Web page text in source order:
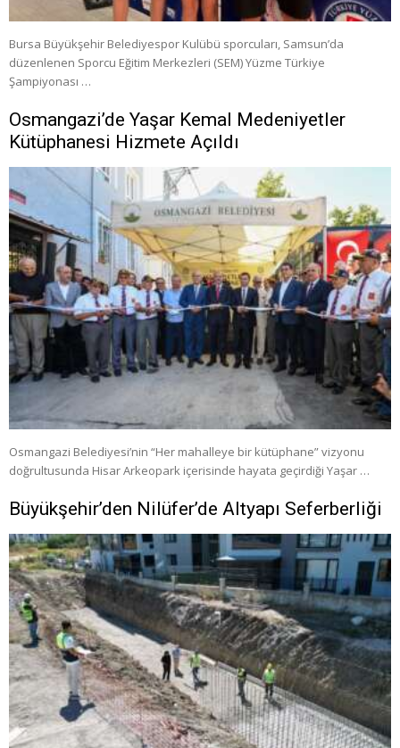
Bursa Büyükşehir Belediyespor Kulübü sporcuları, Samsun’da
düzenlenen Sporcu Eğitim Merkezleri (SEM) Yüzme Türkiye
Şampiyonası …
Osmangazi’de Yaşar Kemal Medeniyetler
Kütüphanesi Hizmete Açıldı
Osmangazi Belediyesi’nin “Her mahalleye bir kütüphane” vizyonu
doğrultusunda Hisar Arkeopark içerisinde hayata geçirdiği Yaşar …
Büyükşehir’den Nilüfer’de Altyapı Seferberliği